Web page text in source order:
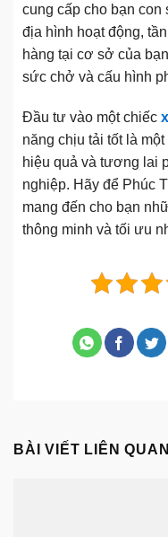
cung cấp cho bạn con
địa hình hoạt động,
hàng tại cơ sở của
sức chở và cấu hình
Đầu tư vào một chiếc
năng chịu tải tốt là
hiệu quả và tương lai
nghiệp. Hãy để Phúc
mang đến cho bạn
thông minh và tối ưu
BÀI VIẾT LIÊN